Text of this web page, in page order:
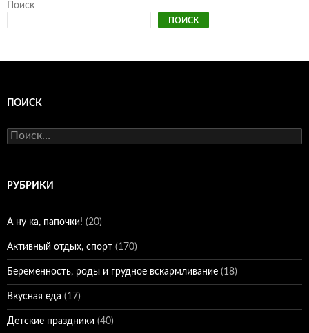
Поиск
ПОИСК
ПОИСК
Найти:
РУБРИКИ
А ну ка, папочки! (20)
Активный отдых, спорт (170)
Беременность, роды и грудное вскармливание (18)
Вкусная еда (17)
Детские праздники (40)